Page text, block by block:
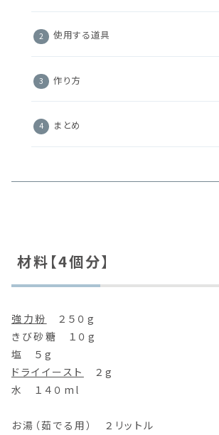
使用する道具
作り方
まとめ
材料【4個分】
強力粉
２５０g
きび砂糖 １０g
塩 ５g
ドライイースト
２g
水 １４０ml
お湯（茹でる用） ２リットル